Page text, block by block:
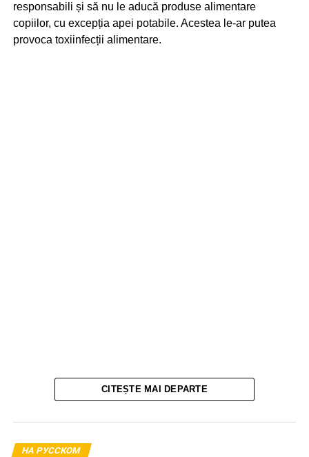
responsabili și să nu le aducă produse alimentare
copiilor, cu excepția apei potabile. Acestea le-ar putea
provoca toxiinfecții alimentare.
CITEȘTE MAI DEPARTE
НА РУССКОМ